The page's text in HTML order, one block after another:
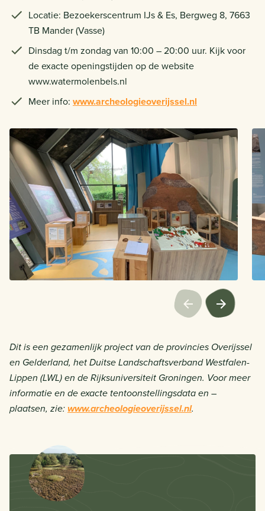
Locatie: Bezoekerscentrum IJs & Es, Bergweg 8, 7663
TB Mander (Vasse)
Dinsdag t/m zondag van 10:00 – 20:00 uur. Kijk voor
de exacte openingstijden op de website
www.watermolenbels.nl
Meer info: www.archeologieoverijssel.nl
Dit is een gezamenlijk project van de provincies Overijssel
en Gelderland, het Duitse Landschaftsverband Westfalen-
Lippen (LWL) en de Rijksuniversiteit Groningen. Voor meer
informatie en de exacte tentoonstellingsdata en –
plaatsen, zie:www.archeologieoverijssel.nl.